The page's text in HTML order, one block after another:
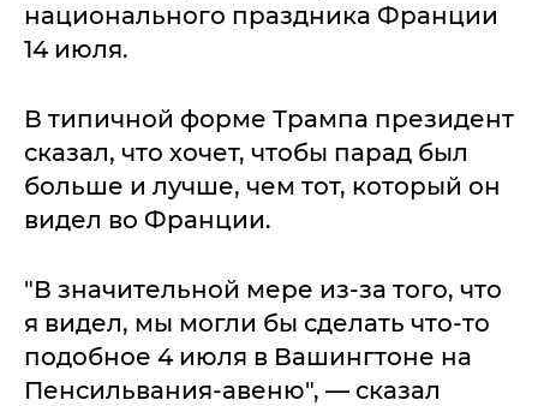
национального праздника Франции
14 июля.
В типичной форме Трампа президент
сказал, что хочет, чтобы парад был
больше и лучше, чем тот, который он
видел во Франции.
"В значительной мере из-за того, что
я видел, мы могли бы сделать что-то
подобное 4 июля в Вашингтоне на
Пенсильвания-авеню", — сказал